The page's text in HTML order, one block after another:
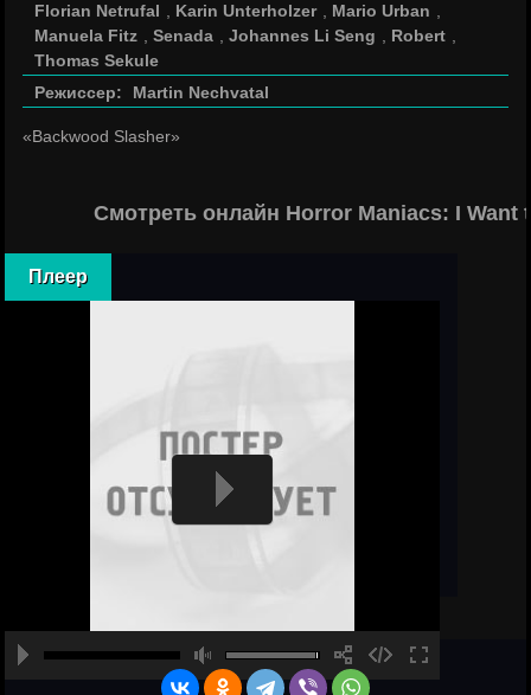
Florian Netrufal
Karin Unterholzer Mario Urban
Manuela Fitz
,Senada ,Johannes Li Seng Robert
Thomas Sekule
Режиссер:
Martin Nechvatal
«Backwood Slasher»
Смотреть онлайн Horror Maniacs: I Want
Плеер